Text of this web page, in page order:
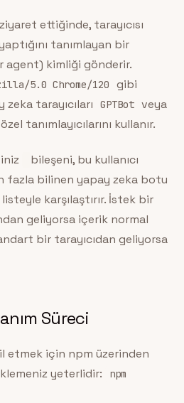
ettiğinde, tarayıcısı
tanımlayan bir
agent) kimliği gönderir.
5.0 Chrome/120
gibi
tarayıcıları
GPTBot veya
tanımlayıcılarını kullanır.
bileşeni, bu kullanıcı
fazla bilinen yapay zeka botu
karşılaştırır. İstek bir
geliyorsa içerik normal
bir tarayıcıdan geliyorsa
Süreci
etmek için npm üzerinden
yeterlidir:
npm